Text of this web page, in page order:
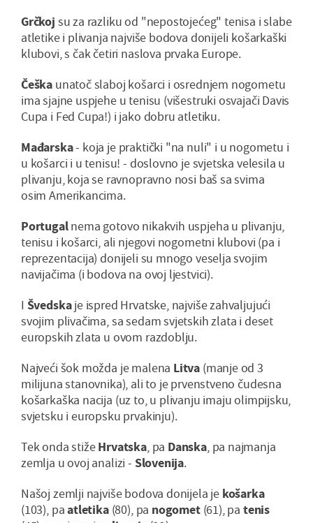
Grčkoj su za razliku od "nepostojećeg" tenisa i slabe
atletike i plivanja najviše bodova donijeli košarkaški
klubovi, s čak četiri naslova prvaka Europe.
Češka unatoč slaboj košarci i osrednjem nogometu
ima sjajne uspjehe u tenisu (višestruki osvajači Davis
Cupa i Fed Cupa!) i jako dobru atletiku.
Mađarska- koja je praktički "na nuli" i u nogometu i
u košarci i u tenisu! - doslovno je svjetska velesila u
plivanju, koja se ravnopravno nosi baš sa svima
osim Amerikancima.
Portugalnema gotovo nikakvih uspjeha u plivanju,
tenisu i košarci, ali njegovi nogometni klubovi (pa i
reprezentacija) donijeli su mnogo veselja svojim
navijačima (i bodova na ovoj ljestvici).
I Švedskaje ispred Hrvatske, najviše zahvaljujući
svojim plivačima, sa sedam svjetskih zlata i deset
europskih zlata u ovom razdoblju.
Najveći šok možda je malena Litva (manje od 3
milijuna stanovnika), ali to je prvenstveno čudesna
košarkaška nacija (uz to, u plivanju imaju olimpijsku,
svjetsku i europsku prvakinju).
Tek onda stižeHrvatska, pa Danska, pa najmanja
zemlja u ovoj analizi - Slovenija.
Našoj zemlji najviše bodova donijela je košarka
(103), paatletika(80), pa nogomet(61), pa tenis